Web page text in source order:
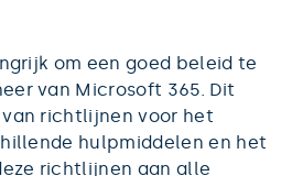
om een goed beleid te
van Microsoft 365. Dit
richtlijnen voor het
hulpmiddelen en het
richtlijnen aan alle